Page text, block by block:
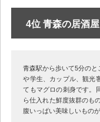
4位 青森の居酒屋
青森駅から歩いて5分の
や学生、カップル、観光
てもマグロの刺身です。
ら仕入れた鮮度抜群のも
腹いっぱい美味しいもの